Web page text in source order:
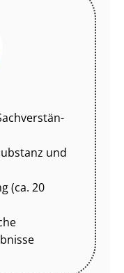
und
(ca. 20